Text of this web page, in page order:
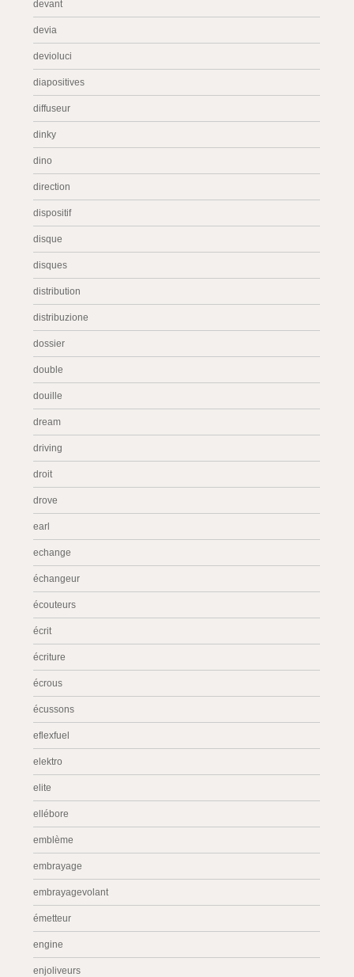
devant
devia
devioluci
diapositives
diffuseur
dinky
dino
direction
dispositif
disque
disques
distribution
distribuzione
dossier
double
douille
dream
driving
droit
drove
earl
echange
échangeur
écouteurs
écrit
écriture
écrous
écussons
eflexfuel
elektro
elite
ellébore
emblème
embrayage
embrayagevolant
émetteur
engine
enjoliveurs